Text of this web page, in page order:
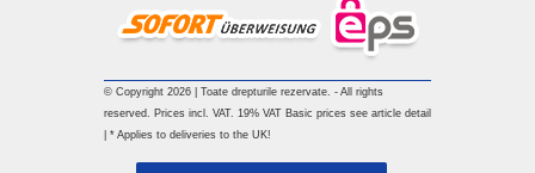
© Copyright 2026 | Toate drepturile rezervate. - All rights
reserved. Prices incl. VAT. 19% VAT Basic prices see article detail
| * Applies to deliveries to the UK!